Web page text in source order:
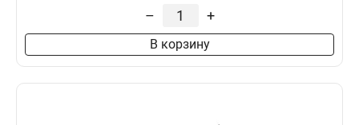
– +
В корзину